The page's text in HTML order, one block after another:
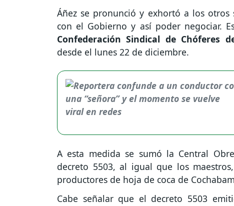
Áñez se pronunció y exhortó a los
con el Gobierno y así poder negociar.
Confederación Sindical de Chóferes
desde el lunes 22 de diciembre.
A esta medida se sumó la Central
decreto 5503, al igual que los
productores de hoja de coca de
Cabe señalar que el decreto 5503